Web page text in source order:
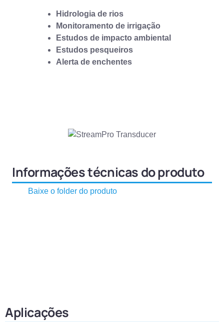
Hidrologia de rios
Monitoramento de irrigação
Estudos de impacto ambiental
Estudos pesqueiros
Alerta de enchentes
Informações técnicas do produto
Baixe o folder do produto
Aplicações